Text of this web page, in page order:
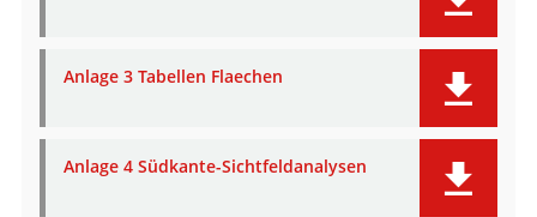
Anlage 3 Tabellen Flaechen
Anlage 4 Südkante-Sichtfeldanalysen